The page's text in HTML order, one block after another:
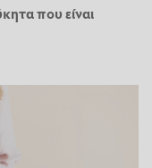
που είναι